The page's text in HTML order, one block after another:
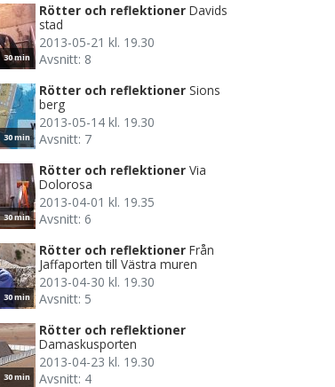
30 min
Rötter och reflektioner Davids
stad
2013-05-21 kl. 19.30
Avsnitt: 8
30 min
Rötter och reflektioner Sions
berg
2013-05-14 kl. 19.30
Avsnitt: 7
30 min
Rötter och reflektioner Via
Dolorosa
2013-04-01 kl. 19.35
Avsnitt: 6
30 min
Rötter och reflektioner Från
Jaffaporten till Västra muren
2013-04-30 kl. 19.30
Avsnitt: 5
30 min
Rötter och reflektioner
Damaskusporten
2013-04-23 kl. 19.30
Avsnitt: 4